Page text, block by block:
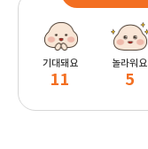
기대돼요
11
놀라워요
5